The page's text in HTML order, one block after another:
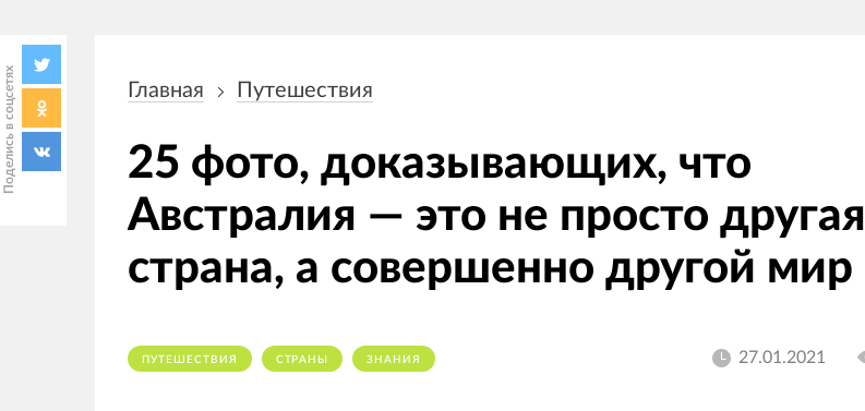
Поделись в соцсетях навигации
Главная Путешествия
25 фото, доказывающих, что
Австралия — это не просто другая
страна, а совершенно другой мир
ПУТЕШЕСТВИЯ СТРАНЫ ЗНАНИЯ 27.01.2021